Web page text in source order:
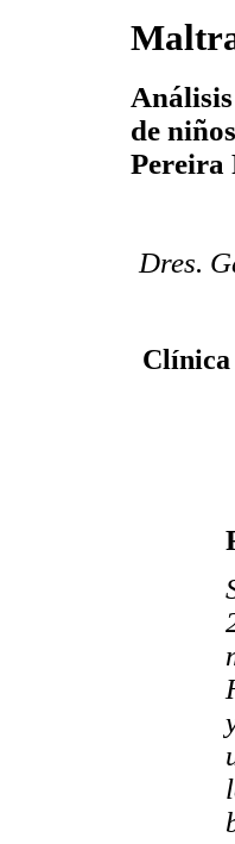
de
Pereira
Dres.